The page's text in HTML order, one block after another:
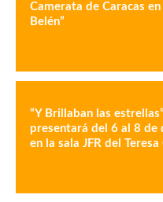
Camerata de Caracas en
Belén”
“Y Brillaban las
presentará del 6 al 8 de
en la sala JFR del Teresa